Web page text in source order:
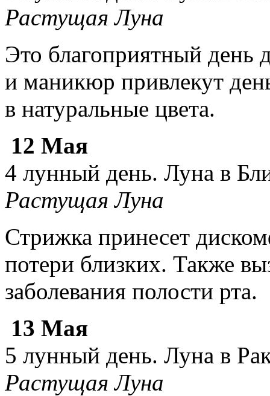
Растущая Луна
Это благоприятный день
и маникюр привлекут
в натуральные цвета.
12 Мая
4 лунный день. Луна в
Растущая Луна
Стрижка принесет
потери близких. Также
заболевания полости рта.
13 Мая
5 лунный день. Луна в
Растущая Луна